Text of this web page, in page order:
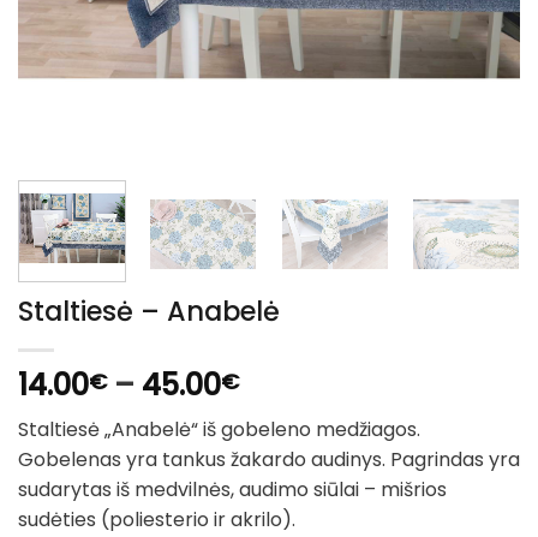
Staltiesė – Anabelė
14.00€ – 45.00€Price
range:
14.00€
through
45.00€
Staltiesė „Anabelė“ iš gobeleno medžiagos.
Gobelenas yra tankus žakardo audinys. Pagrindas yra
sudarytas iš medvilnės, audimo siūlai – mišrios
sudėties (poliesterio ir akrilo).